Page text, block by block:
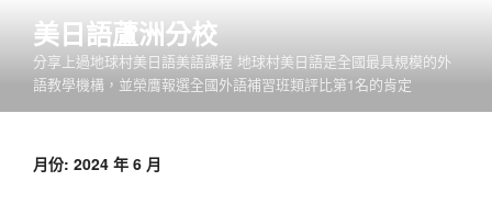
內
美日語蘆洲分校
分享上過地球村美日語美語課程 地球村美日語是全國最具規模的外
語教學機構，並榮膺報選全國外語補習班類評比第1名的肯定
月份: 2024 年 6 月